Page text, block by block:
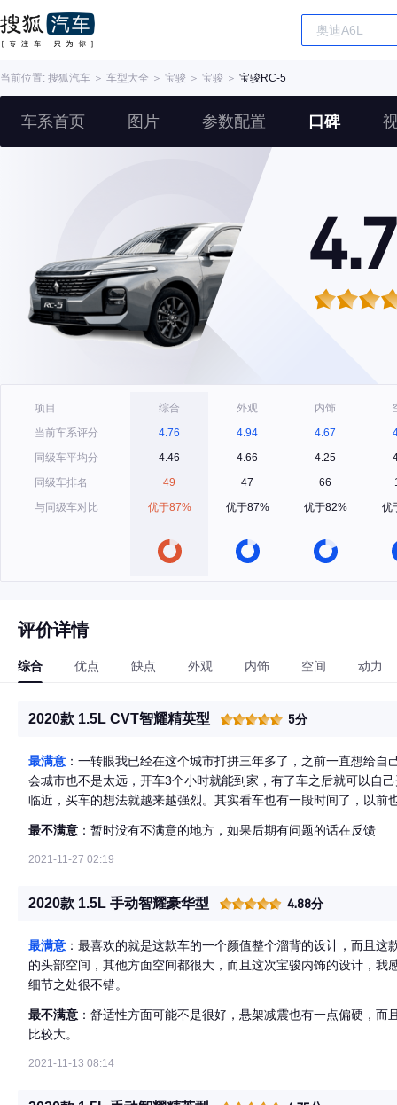
当前位置: 搜狐汽车 ＞ 车型大全 ＞ 宝骏 ＞ 宝骏 ＞ 宝骏RC-5
车系首页 图片 参数配置 口碑
项目
当前车系评分
同级车平均分
同级车排名
与同级车对比
综合
4.76
4.46
49
优于87%
外观
4.94
4.66
47
优于87%
内饰
4.67
4.25
66
优于82%
优
评价详情
综合 优点 缺点 外观 内饰 空间 动力
2020款 1.5L CVT智耀精英型 5分
最满意 ：一转眼我已经在这个城市打拼三年多了，之前一直想给
会城市也不是太远，开车3个小时就能到家，有了车之后就可以自
临近，买车的想法就越来越强烈。其实看车也有一段时间了，以前
的需求，还带有丰富的智能科技功能，于是入手了，那么新宝骏
方，新宝骏RC-5前脸采用星辉矩阵式进气格栅，富有层次感，韵
觉重心，令整车姿态更加舒展，更运动。另外新宝骏RC-5采用了
感比较软，包裹性也很强，用料和细节都彰显细腻感。新宝骏RC-
的整体设计和质感给我传递出的感觉就是新宝骏RC-5确实很用心。
最不满意 ：暂时没有不满意的地方，如果后期有问题的话在反馈
2021-11-27 02:19
2020款 1.5L 手动智耀豪华型 4.88分
最满意 ：最喜欢的就是这款车的一个颜值整个溜背的设计，而且
的头部空间，其他方面空间都很大，而且这次宝骏内饰的设计，
细节之处很不错。
最不满意 ：舒适性方面可能不是很好，悬架减震也有一点偏硬，
比较大。
2021-11-13 08:14